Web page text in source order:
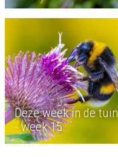
Deze week in de tuin
- week 15